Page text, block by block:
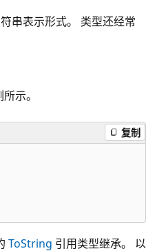
串表示形式。 类型还经常
示。
复制
ToString 引用类型继承。 以